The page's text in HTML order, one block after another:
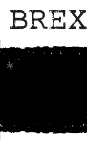
Nur so